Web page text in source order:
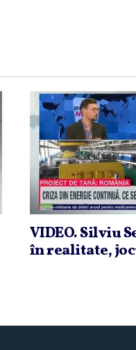
VIDEO. Silviu
în realitate,